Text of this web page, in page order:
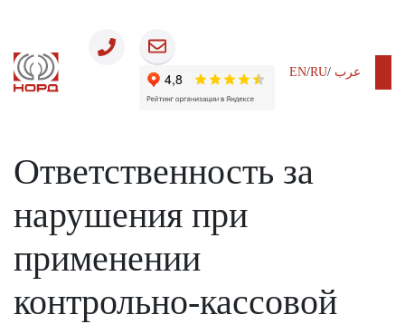
EN/RU/ عرب
Ответственность за
нарушения при
применении
контрольно-кассовой